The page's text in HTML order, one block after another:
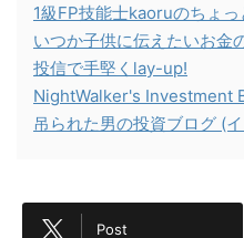
1級FP技能士kaoruのちょ
いつか子供に伝えたいお金
投信で手堅くlay-up!
NightWalker's Investment
吊られた男の投資ブログ (
Post